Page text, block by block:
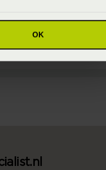
OK